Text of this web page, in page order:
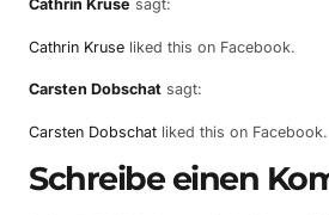
Cathrin Kruse sagt:
Cathrin Kruse liked this on Facebook.
Carsten Dobschat sagt:
Carsten Dobschat liked this on Facebook.
Schreibe einen